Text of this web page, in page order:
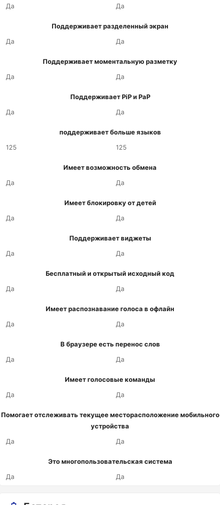
Да
Да
Поддерживает разделенный экран
Да
Да
Поддерживает моментальную разметку
Да
Да
Поддерживает PiP и PaP
Да
Да
поддерживает больше языков
125
125
Имеет возможность обмена
Да
Да
Имеет блокировку от детей
Да
Да
Поддерживает виджеты
Да
Да
Бесплатный и открытый исходный код
Да
Да
Имеет распознавание голоса в офлайн
Да
Да
В браузере есть перенос слов
Да
Да
Имеет голосовые команды
Да
Да
Помогает отслеживать текущее месторасположение мобильного
устройства
Да
Да
Это многопользовательская система
Да
Да